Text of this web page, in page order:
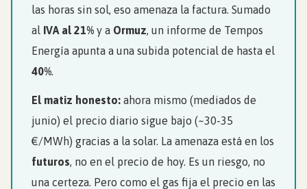
las horas sin sol, eso amenaza la factura. Sumado
al IVA al 21% y a Ormuz, un informe de Tempos
Energía apunta a una subida potencial de hasta el
40%.
El matiz honesto: ahora mismo (mediados de
junio) el precio diario sigue bajo (~30-35
€/MWh) gracias a la solar. La amenaza está en los
futuros, no en el precio de hoy. Es un riesgo, no
una certeza. Pero como el gas fija el precio en las